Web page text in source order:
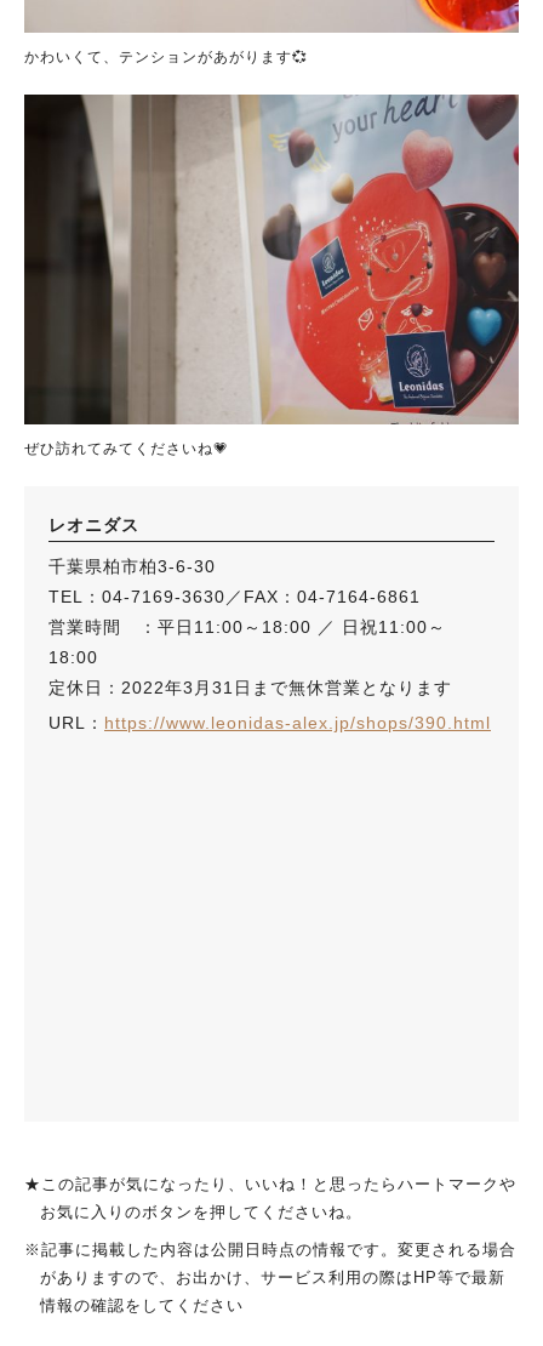
かわいくて、テンションがあがります💞
ぜひ訪れてみてくださいね💗
レオニダス
千葉県柏市柏3-6-30
TEL：04-7169-3630／FAX：04-7164-6861
営業時間 ：平日11:00～18:00 ／ 日祝11:00～
18:00
定休日：2022年3月31日まで無休営業となります
URL： https://www.leonidas-alex.jp/shops/390.html
★この記事が気になったり、いいね！と思ったらハートマークや
お気に入りのボタンを押してくださいね。
※記事に掲載した内容は公開日時点の情報です。変更される場合
がありますので、お出かけ、サービス利用の際はHP等で最新
情報の確認をしてください